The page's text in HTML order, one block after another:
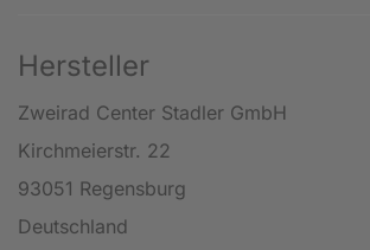
Hersteller
Zweirad Center Stadler GmbH
Kirchmeierstr. 22
93051 Regensburg
Deutschland